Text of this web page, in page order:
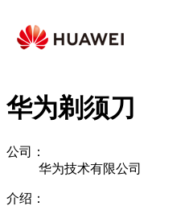
华为剃须刀
公司：
华为技术有限公司
介绍：